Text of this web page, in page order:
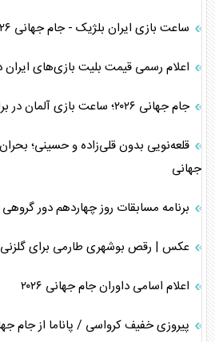
ساعت بازی ایران بلژیک - جام جهانی ۲۰۲۶
اعلام رسمی قیمت بلیت بازی‌های ایران در
جام جهانی ۲۰۲۶؛ ساعت بازی آلمان در برابر کوراسائو
قلعه‌نویی بدون قلی‌زاده و حسینی؛
جهانی
برنامه مسابقات روز چهاردهم دور
عکس | رقص بوشهری طارمی برای گلزنی
اعلام اسامی داوران جام جهانی ۲۰۲۶
پیروزی خفیف کرواسی / پاناما از جام جهانی ۲۰۲۶